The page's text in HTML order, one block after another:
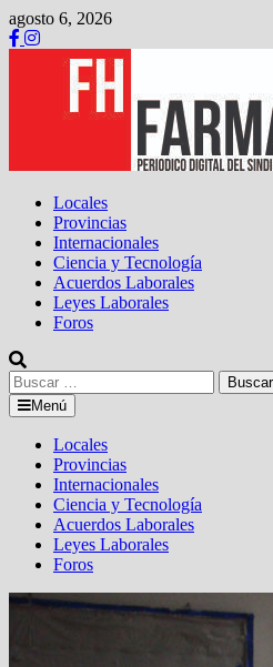
Saltar
al
contenido
agosto 6, 2026
Locales
Provincias
Internacionales
Ciencia y Tecnología
Acuerdos Laborales
Leyes Laborales
Foros
Buscar:
Menú
Locales
Provincias
Internacionales
Ciencia y Tecnología
Acuerdos Laborales
Leyes Laborales
Foros